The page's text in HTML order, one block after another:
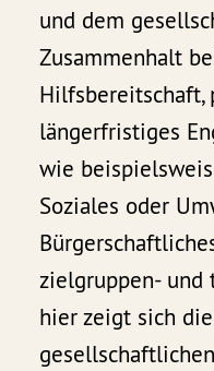
und dem
Zusammenhalt
Hilfsbereitschaft,
längerfristiges
wie
Soziales oder
zielgruppen- und
hier zeigt sich